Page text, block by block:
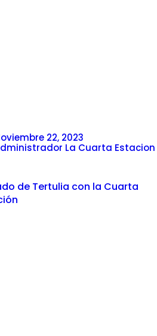
22, 2023
La Cuarta Estacion
de Tertulia con la Cuarta